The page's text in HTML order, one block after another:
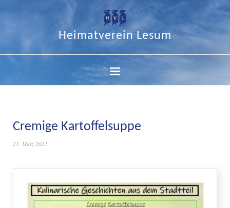
Heimatverein Lesum
Cremige Kartoffelsuppe
21. März 2021